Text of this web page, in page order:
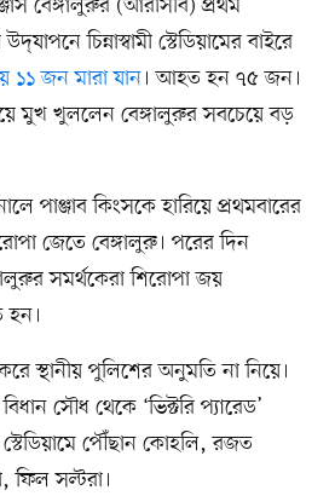
চিন্নাস্বামী স্টেডিয়ামের বাইরে
১১ জন মারা যান। আহত হন ৭৫ জন।
মুখ খুললেন বেঙ্গালুরুর সবচেয়ে বড়
পাঞ্জাব কিংসকে হারিয়ে প্রথমবারের
জেতে বেঙ্গালুরু। পরের দিন
সমর্থকেরা শিরোপা জয়
হন।
স্থানীয় পুলিশের অনুমতি না নিয়ে।
সৌধ থেকে ‘ভিক্টরি প্যারেড’
স্টেডিয়ামে পৌঁছান কোহলি, রজত
ফিল সল্টরা।